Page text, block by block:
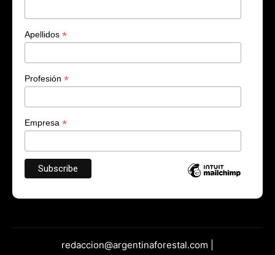
Apellidos *
Profesión *
Empresa *
redaccion@argentinaforestal.com |